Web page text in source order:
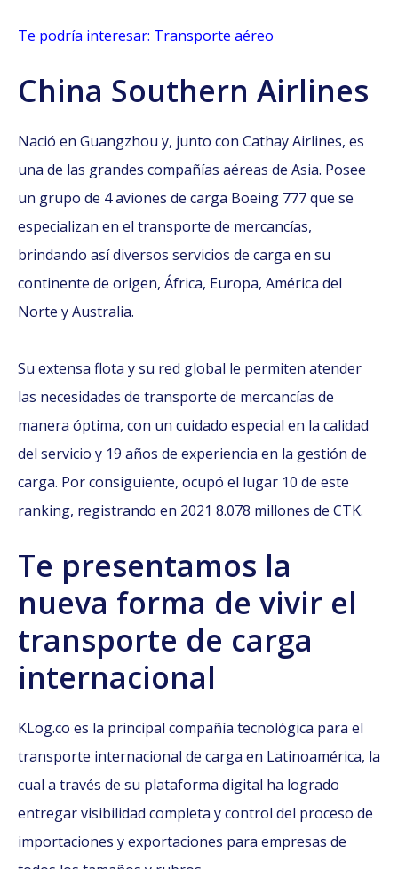
Te podría interesar: Transporte aéreo
China Southern Airlines
Nació en Guangzhou y, junto con Cathay Airlines, es
una de las grandes compañías aéreas de Asia. Posee
un grupo de 4 aviones de carga Boeing 777 que se
especializan en el transporte de mercancías,
brindando así diversos servicios de carga en su
continente de origen, África, Europa, América del
Norte y Australia.
Su extensa flota y su red global le permiten atender
las necesidades de transporte de mercancías de
manera óptima, con un cuidado especial en la calidad
del servicio y 19 años de experiencia en la gestión de
carga. Por consiguiente, ocupó el lugar 10 de este
ranking, registrando en 2021 8.078 millones de CTK.
Te presentamos la
nueva forma de vivir el
transporte de carga
internacional
KLog.co es la principal compañía tecnológica para el
transporte internacional de carga en Latinoamérica, la
cual a través de su plataforma digital ha logrado
entregar visibilidad completa y control del proceso de
importaciones y exportaciones para empresas de